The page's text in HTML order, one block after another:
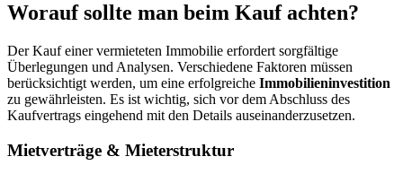
Worauf sollte man beim Kauf achten?
Der Kauf einer vermieteten Immobilie erfordert sorgfältige
Überlegungen und Analysen. Verschiedene Faktoren müssen
berücksichtigt werden, um eine erfolgreiche Immobilieninvestition
zu gewährleisten. Es ist wichtig, sich vor dem Abschluss des
Kaufvertrags eingehend mit den Details auseinanderzusetzen.
Mietverträge & Mieterstruktur